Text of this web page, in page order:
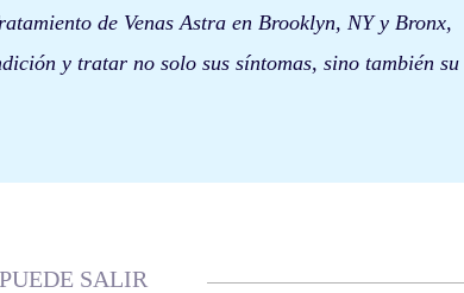
de Venas Astra en Brooklyn, NY y Bronx,
y tratar no solo sus síntomas, sino también su
SALIR